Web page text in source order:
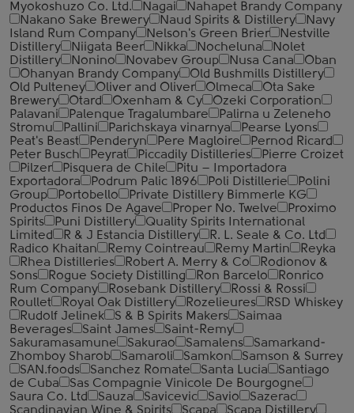
Myokoshuzo Co. Ltd.
Nagai
Nahapet Brandy Company
Nakano Sake Brewery
Naud Spirits & Distillery
Navy
Island Rum Company
Nelson's Green Brier
Nestville
Distillery
Niigata Beer Nikka Nocheluna
Nolet
Distillery
Nonino Novabev Group Nusa Cana
Oban
Ohanyan Brandy Company
Old Bushmills Distillery
Old Pulteney
Oliver and Oliver Olmeca
Ota Sake
Brewery
Otard Oxenham & Cy
Ozeki Corporation
Palavani
Palenque Tragalumbare
Palirna u Zeleneho
Stromu
Pallini Parichskaya vinarnya
Pearse Lyons
Peat's Beast
Penderyn Pere Magloire
Pernod Ricard
Peter Busch
Peyrat Piccadily Distilleries
Pierre Croizet
Pilzer
Pisquera de Chile
Pitu – Importadora
Exportadora
Podrum Palic 1896 Poli Distillerie
Polini
Group
Portobello
Private Distillery Bimmerle KG
Productos Finos De Agave
Proper No. Twelve
Proximo
Spirits
Puni Distillery
Quality Spirits International
Limited
R & J Estancia Distillery
R. L. Seale & Co. Ltd
Radico Khaitan
Remy Cointreau Remy Martin
Reyka
Rhea Distilleries
Robert A. Merry & Co
Rodionov &
Sons
Rogue Society Distilling Ron Barcelo
Ronrico
Rum Company
Rosebank Distillery
Rossi & Rossi
Roullet
Royal Oak Distillery Rozelieures
RSD Whiskey
Rudolf Jelinek
S & B Spirits Makers
Saimaa
Beverages
Saint James
Saint-Remy
Sakuramasamune
Sakurao Samalens
Samarkand-
Zhomboy Sharob
Samaroli Samkon
Samson & Surrey
SAN.foods
Sanchez Romate Santa Lucia
Santiago
de Cuba
Sas Compagnie Vinicole De Bourgogne
Saura Co. Ltd
Sauza Savicevic Savio
Sazerac